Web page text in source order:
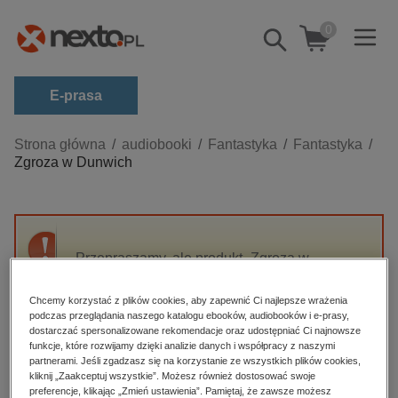
Pokaż/schowaj
wyszukiwarkę
0
E-prasa
Kategorie
Zobacz wszystkie E-prasa
budownictwo, aranżacja wnętrz
darmowe wydania
edukacja
hobby, sport, rozrywka
komputery, internet, technologie, informatyka
Strona główna audiobooki Fantastyka
Fantastyka
Zgroza w Dunwich
Przepraszamy, ale produkt „Zgroza w
High-contrast mode
Polecane
Chcemy korzystać z plików cookies, aby zapewnić Ci najlepsze wrażenia
podczas przeglądania naszego katalogu ebooków, audiobooków i e-prasy,
dostarczać spersonalizowane rekomendacje oraz udostępniać Ci najnowsze
funkcje, które rozwijamy dzięki analizie danych i współpracy z naszymi
partnerami. Jeśli zgadzasz się na korzystanie ze wszystkich plików cookies,
kliknij „Zaakceptuj wszystkie”. Możesz również dostosować swoje
preferencje, klikając „Zmień ustawienia”. Pamiętaj, że zawsze możesz